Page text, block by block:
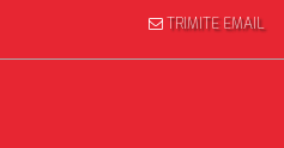
TRIMITE EMAIL